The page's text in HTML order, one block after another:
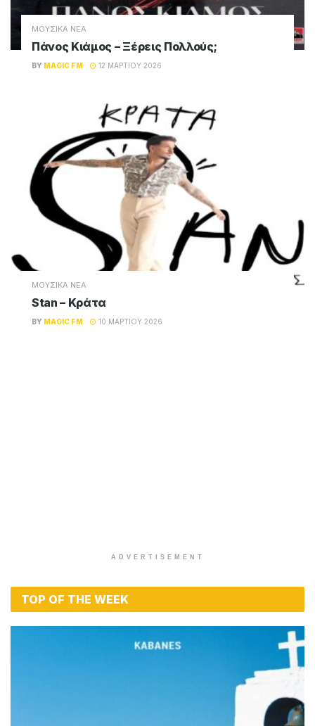
ΜΟΥΣΙΚΑ ΝΕΑ
Πάνος Κιάμος – Ξέρεις Πολλούς;
BY MAGIC FM 12 ΜΑΡΤΊΟΥ 2026
ΜΟΥΣΙΚΑ ΝΕΑ
Stan – Κράτα
BY MAGIC FM 10 ΜΑΡΤΊΟΥ 2026
ADVERTISEMENT
TOP OF THE WEEK